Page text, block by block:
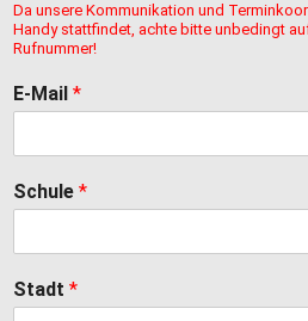
Da unsere Kommunikation und
Handy stattfindet, achte bitte unbedingt
Rufnummer!
E-Mail *
Schule *
Stadt *